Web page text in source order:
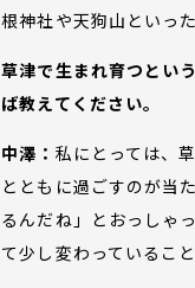
根神社や天狗山といっ
草津で生まれ育つとい
ば教えてください。
中澤： 私にとっては、
とともに過ごすのが当
るんだね」とおっしゃ
て少し変わっているこ